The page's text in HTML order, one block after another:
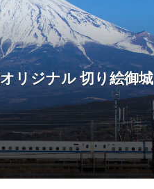
リジナル 切り絵御城